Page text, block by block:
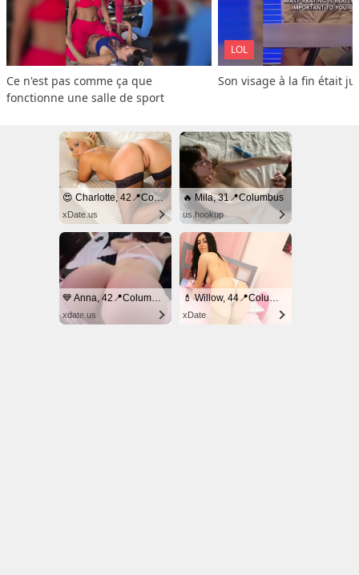
Ce n'est pas comme ça que
fonctionne une salle de sport
LOL
Son visage à la fin était